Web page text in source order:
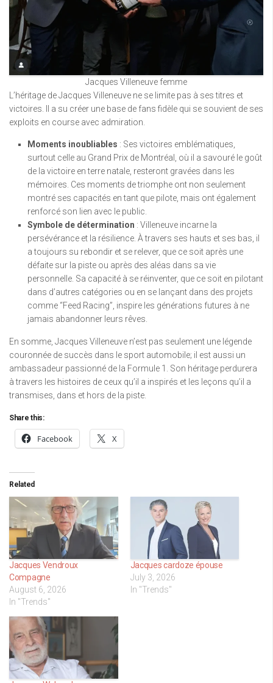
Jacques Villeneuve femme
L’héritage de Jacques Villeneuve ne se limite pas à ses titres et
victoires. Il a su créer une base de fans fidèle qui se souvient de ses
exploits en course avec admiration.
Moments inoubliables : Ses victoires emblématiques,
surtout celle au Grand Prix de Montréal, où il a savouré le goût
de la victoire en terre natale, resteront gravées dans les
mémoires. Ces moments de triomphe ont non seulement
montré ses capacités en tant que pilote, mais ont également
renforcé son lien avec le public.
Symbole de détermination : Villeneuve incarne la
persévérance et la résilience. À travers ses hauts et ses bas, il
a toujours su rebondir et se relever, que ce soit après une
défaite sur la piste ou après des aléas dans sa vie
personnelle. Sa capacité à se réinventer, que ce soit en pilotant
dans d’autres catégories ou en se lançant dans des projets
comme “Feed Racing”, inspire les générations futures à ne
jamais abandonner leurs rêves.
En somme, Jacques Villeneuve n’est pas seulement une légende
couronnée de succès dans le sport automobile; il est aussi un
ambassadeur passionné de la Formule 1. Son héritage perdurera
à travers les histoires de ceux qu’il a inspirés et les leçons qu’il a
transmises, dans et hors de la piste.
Share this:
Facebook X
Related
Jacques Vendroux
Compagne
August 6, 2026
In "Trends"
Jacques cardoze épouse
July 3, 2026
In "Trends"